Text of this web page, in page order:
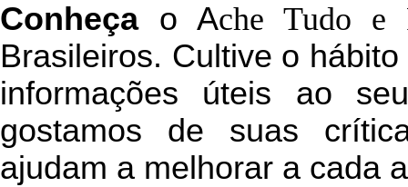
Conheçao Ache Tudo e
Brasileiros. Cultive o
informações úteis ao
gostamos de suas
ajudam a melhorar a cada